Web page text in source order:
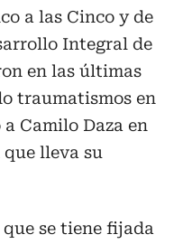
a las Cinco y de
Integral de
en las últimas
traumatismos en
Camilo Daza en
lleva su
se tiene fijada